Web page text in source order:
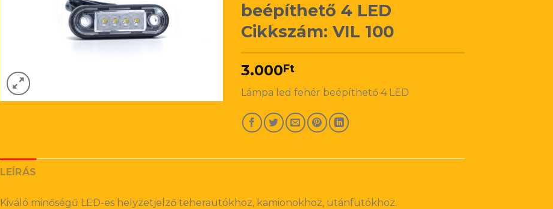
beépíthető 4 LED
Cikkszám: VIL 100
3.000Ft
Lámpa led fehér beépíthető 4 LED
LEÍRÁS
Kiváló minőségű LED-es helyzetjelző teherautókhoz, kamionokhoz, utánfutókhoz.